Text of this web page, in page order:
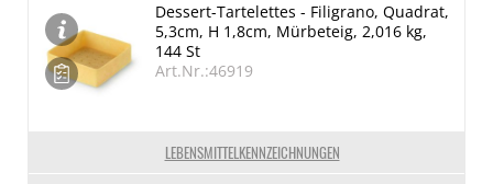
LEBENSMITTELKENNZEICHNUNGEN
Dessert-Tartelettes - Filigrano, Quadrat,
5,3cm, H 1,8cm, Mürbeteig, 2,016 kg,
144 St
Art.Nr.:46919